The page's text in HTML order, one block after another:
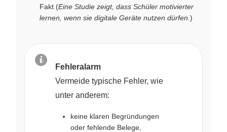
Fakt (Eine Studie zeigt, dass Schüler motivierter
lernen, wenn sie digitale Geräte nutzen dürfen. )
Fehleralarm
Vermeide typische Fehler, wie
unter anderem:
keine klaren Begründungen
oder fehlende Belege,